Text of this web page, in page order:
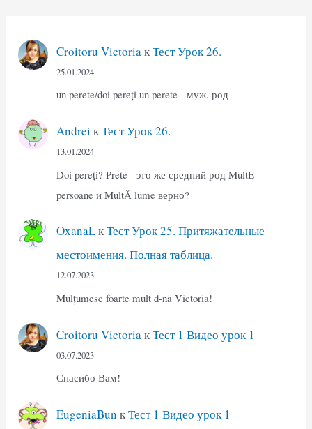
Croitoru VictoriaкТест Урок 26.
25.01.2024
un perete/doi pereți un perete - муж. род
Andrei кТест Урок 26.
13.01.2024
Doi pereți? Prete - это же средний род MultE
persoane и MultĂ lume верно?
OxanaLкТест Урок 25. Притяжательные
местоимения. Полная таблица.
12.07.2023
Mulțumesc foarte mult d-na Victoria!
Croitoru Victoria кТест 1 Видео урок 1
03.07.2023
Спасибо Вам!
EugeniaBun кТест 1 Видео урок 1